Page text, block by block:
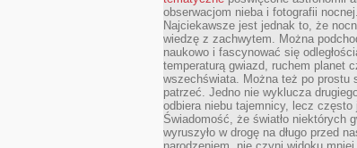
obserwacjom nieba i fotografii nocnej.
Najciekawsze jest jednak to, że
wiedzę z zachwytem. Można
naukowo i fascynować się
temperaturą gwiazd, ruchem planet
wszechświata. Można też po prostu
patrzeć. Jedno nie wyklucza
odbiera niebu tajemnicy, lecz często
Świadomość, że światło niektórych
wyruszyło w drogę na długo przed